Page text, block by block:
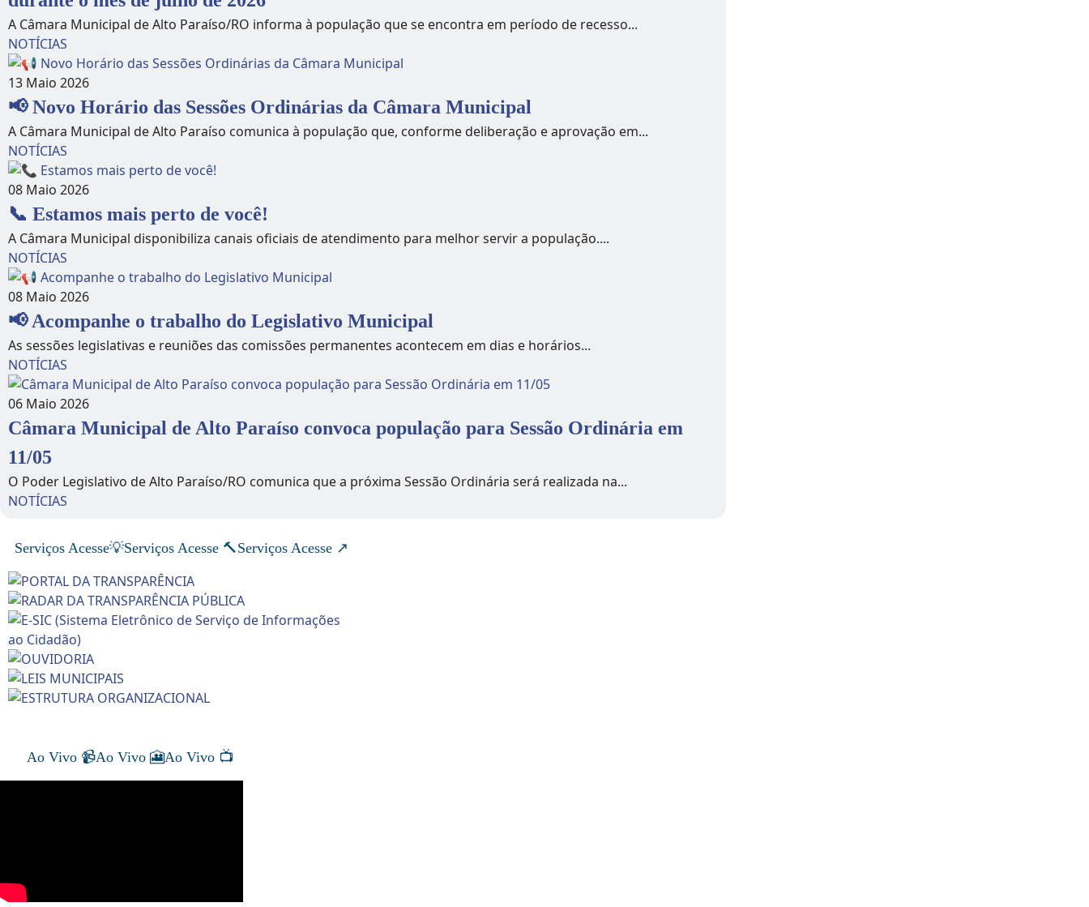
A Câmara Municipal de Alto Paraíso/RO informa à população que se encontra em período de recesso...
NOTÍCIAS
13 Maio 2026
📢 Novo Horário das Sessões Ordinárias da Câmara Municipal
A Câmara Municipal de Alto Paraíso comunica à população que, conforme deliberação e aprovação em...
NOTÍCIAS
08 Maio 2026
📞 Estamos mais perto de você!
A Câmara Municipal disponibiliza canais oficiais de atendimento para melhor servir a população....
NOTÍCIAS
08 Maio 2026
📢 Acompanhe o trabalho do Legislativo Municipal
As sessões legislativas e reuniões das comissões permanentes acontecem em dias e horários...
NOTÍCIAS
06 Maio 2026
Câmara Municipal de Alto Paraíso convoca população para Sessão Ordinária em
11/05
O Poder Legislativo de Alto Paraíso/RO comunica que a próxima Sessão Ordinária será realizada na...
NOTÍCIAS
Serviços Acesse💡Serviços Acesse 🔨Serviços Acesse ↗️
Ao Vivo 📹Ao Vivo 🎦Ao Vivo 📺